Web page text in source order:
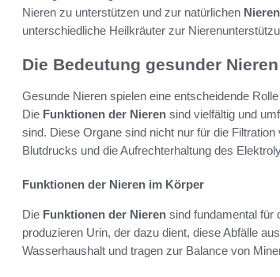
Nieren zu unterstützen und zur natürlichen
unterschiedliche Heilkräuter zur
Die Bedeutung gesunder Nieren
Gesunde Nieren spielen eine entscheidende
Die Funktionen der Nieren sind vielfältig und
sind. Diese Organe sind nicht nur für die
Blutdrucks und die Aufrechterhaltung des
Funktionen der Nieren im Körper
Die Funktionen der Nieren sind fundamental für
produzieren Urin, der dazu dient, diese Abfälle
Wasserhaushalt und tragen zur Balance von